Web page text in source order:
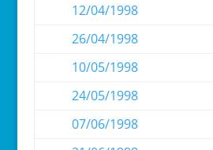
12/04/1998
26/04/1998
10/05/1998
24/05/1998
07/06/1998